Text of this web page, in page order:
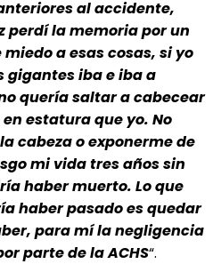
al accidente,
perdí la memoria por un
a esas cosas, si yo
gigantes iba e iba a
quería saltar a cabecear
estatura que yo. No
cabeza o exponerme de
mi vida tres años sin
haber muerto. Lo que
haber pasado es quedar
para mí la negligencia
parte de la ACHS“.